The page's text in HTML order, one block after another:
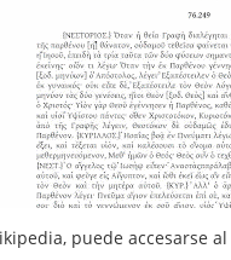
puede accesarse